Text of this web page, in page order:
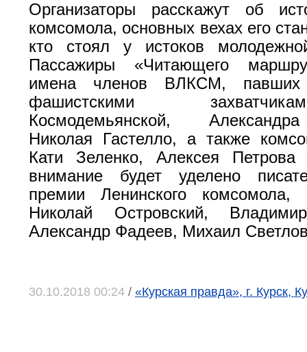
Организаторы расскажут об
комсомола, основных вехах его
кто стоял у истоков
Пассажиры «Читающего
имена членов ВЛКСМ,
фашистскими
Космодемьянской,
Николая Гастелло, а также
Кати Зеленко, Алексея
внимание будет уделено
премии Ленинского
Николай Островский,
Александр Фадеев, Михаил
30.10.2018 00:24 / «Курская правда», г. Курск,